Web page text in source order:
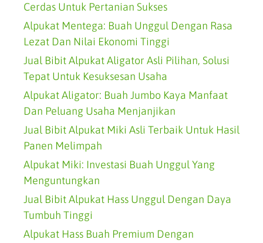
Cerdas Untuk Pertanian Sukses
Alpukat Mentega: Buah Unggul Dengan Rasa
Lezat Dan Nilai Ekonomi Tinggi
Jual Bibit Alpukat Aligator Asli Pilihan, Solusi
Tepat Untuk Kesuksesan Usaha
Alpukat Aligator: Buah Jumbo Kaya Manfaat
Dan Peluang Usaha Menjanjikan
Jual Bibit Alpukat Miki Asli Terbaik Untuk Hasil
Panen Melimpah
Alpukat Miki: Investasi Buah Unggul Yang
Menguntungkan
Jual Bibit Alpukat Hass Unggul Dengan Daya
Tumbuh Tinggi
Alpukat Hass Buah Premium Dengan